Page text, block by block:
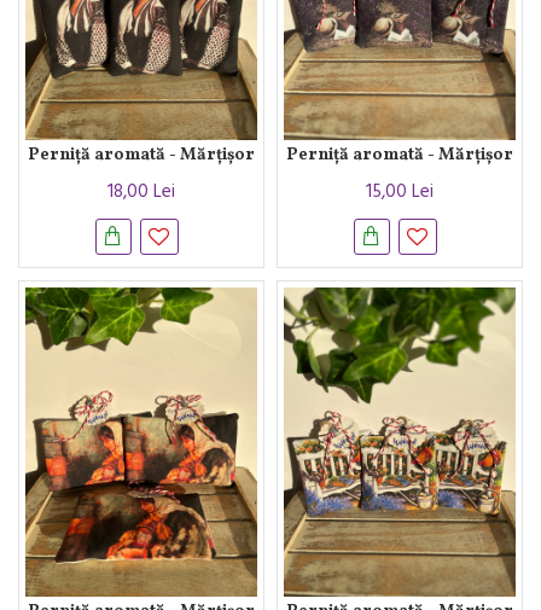
Perniță aromată - Mărțișor
18,00 Lei
Perniță aromată - Mărțișor
15,00 Lei